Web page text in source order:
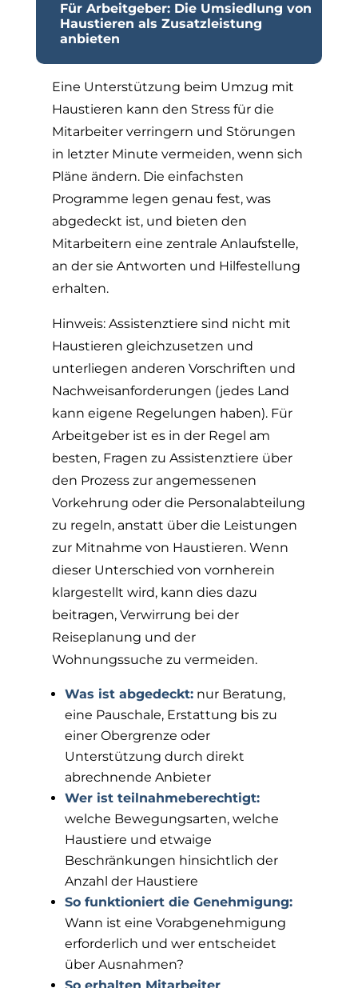
Für Arbeitgeber: Die Umsiedlung von
Haustieren als Zusatzleistung
anbieten
Eine Unterstützung beim Umzug mit
Haustieren kann den Stress für die
Mitarbeiter verringern und Störungen
in letzter Minute vermeiden, wenn sich
Pläne ändern. Die einfachsten
Programme legen genau fest, was
abgedeckt ist, und bieten den
Mitarbeitern eine zentrale Anlaufstelle,
an der sie Antworten und Hilfestellung
erhalten.
Hinweis: Assistenztiere sind nicht mit
Haustieren gleichzusetzen und
unterliegen anderen Vorschriften und
Nachweisanforderungen (jedes Land
kann eigene Regelungen haben). Für
Arbeitgeber ist es in der Regel am
besten, Fragen zu Assistenztiere über
den Prozess zur angemessenen
Vorkehrung oder die Personalabteilung
zu regeln, anstatt über die Leistungen
zur Mitnahme von Haustieren. Wenn
dieser Unterschied von vornherein
klargestellt wird, kann dies dazu
beitragen, Verwirrung bei der
Reiseplanung und der
Wohnungssuche zu vermeiden.
Was ist abgedeckt:nur Beratung,
eine Pauschale, Erstattung bis zu
einer Obergrenze oder
Unterstützung durch direkt
abrechnende Anbieter
Wer ist teilnahmeberechtigt:
welche Bewegungsarten, welche
Haustiere und etwaige
Beschränkungen hinsichtlich der
Anzahl der Haustiere
So funktioniert die Genehmigung:
Wann ist eine Vorabgenehmigung
erforderlich und wer entscheidet
über Ausnahmen?